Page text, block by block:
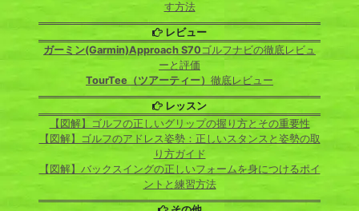
す方法
レビュー
ガーミン(Garmin)Approach S70ゴルフナビの徹底レビュ
ーと評価
TourTee（ツアーティー） 徹底レビュー
レッスン
【図解】ゴルフの正しいグリップの握り方とその重要性
【図解】ゴルフのアドレス姿勢：正しいスタンスと姿勢の取
り方ガイド
【図解】バックスイングの正しいフォームを身につけるポイ
ントと練習方法